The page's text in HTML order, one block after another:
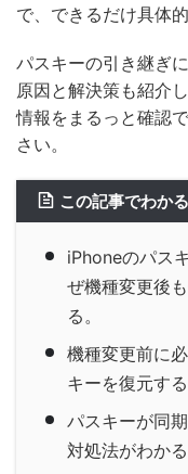
で、できるだけ具体
パスキーの引き継ぎ
原因と解決策も紹介
情報をまるっと確認
さい。
この記事でわか
iPhoneのパス
ぜ機種変更後
る。
機種変更前に
キーを復元す
パスキーが同
対処法がわかる